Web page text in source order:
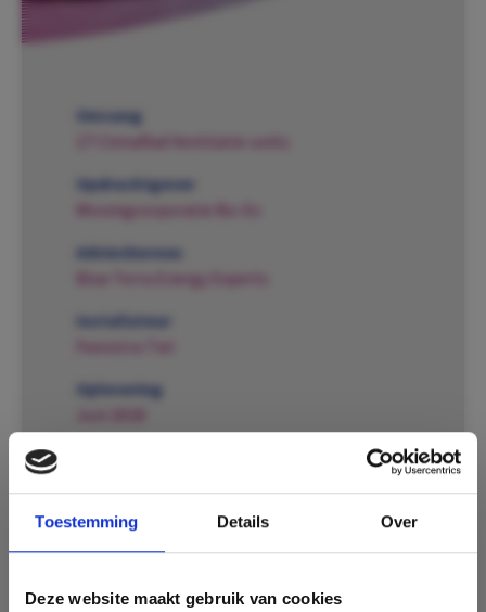
Toestemming Details Over
Deze website maakt gebruik van cookies
Omvang
Opdrachtgever
Woningcorporatie Bo-Ex
Adviesbureau
Blue Terra Energy Experts
Installateur
Oplevering
Verbetering binnenklimaat
In 2018 is het kantoorgebouw van
aangepakt. Het bestaande kantoorpand